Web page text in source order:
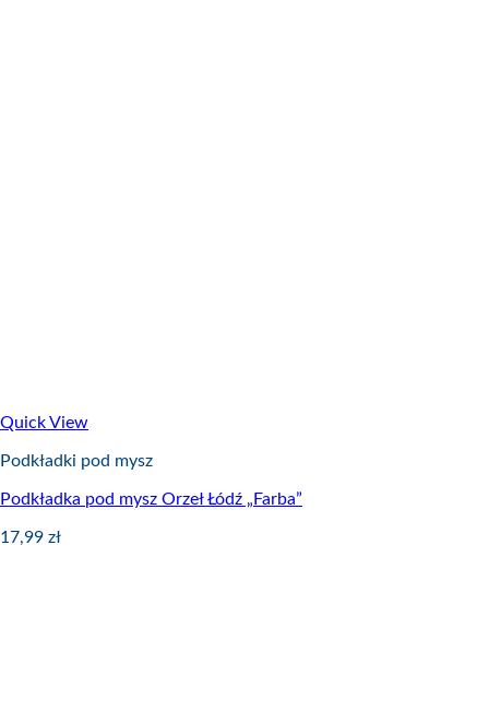
Quick View
Podkładki pod mysz
Podkładka pod mysz Orzeł Łódź „Farba”
17,99 zł